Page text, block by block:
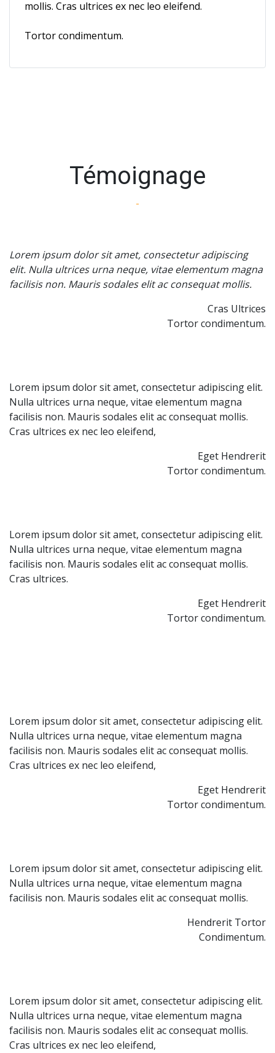
mollis. Cras ultrices ex nec leo eleifend.
Tortor condimentum.
Témoignage
-
Lorem ipsum dolor sit amet, consectetur adipiscing
elit. Nulla ultrices urna neque, vitae elementum magna
facilisis non. Mauris sodales elit ac consequat mollis.
Cras Ultrices
Tortor condimentum.
Lorem ipsum dolor sit amet, consectetur adipiscing elit.
Nulla ultrices urna neque, vitae elementum magna
facilisis non. Mauris sodales elit ac consequat mollis.
Cras ultrices ex nec leo eleifend,
Eget Hendrerit
Tortor condimentum.
Lorem ipsum dolor sit amet, consectetur adipiscing elit.
Nulla ultrices urna neque, vitae elementum magna
facilisis non. Mauris sodales elit ac consequat mollis.
Cras ultrices.
Eget Hendrerit
Tortor condimentum.
Lorem ipsum dolor sit amet, consectetur adipiscing elit.
Nulla ultrices urna neque, vitae elementum magna
facilisis non. Mauris sodales elit ac consequat mollis.
Cras ultrices ex nec leo eleifend,
Eget Hendrerit
Tortor condimentum.
Lorem ipsum dolor sit amet, consectetur adipiscing elit.
Nulla ultrices urna neque, vitae elementum magna
facilisis non. Mauris sodales elit ac consequat mollis.
Hendrerit Tortor
Condimentum.
Lorem ipsum dolor sit amet, consectetur adipiscing elit.
Nulla ultrices urna neque, vitae elementum magna
facilisis non. Mauris sodales elit ac consequat mollis.
Cras ultrices ex nec leo eleifend,